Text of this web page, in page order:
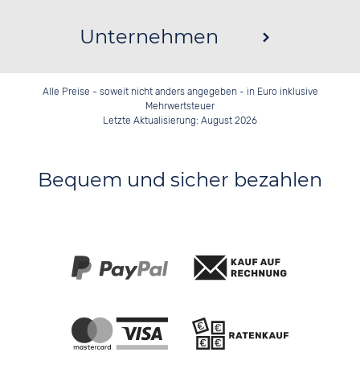
Unternehmen
Alle Preise - soweit nicht anders angegeben - in Euro inklusive
Mehrwertsteuer
Letzte Aktualisierung: August 2026
Bequem und sicher bezahlen